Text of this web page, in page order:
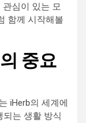
심이 있는 모
함께 시작해볼
중요
iHerb의 세계에
는 생활 방식